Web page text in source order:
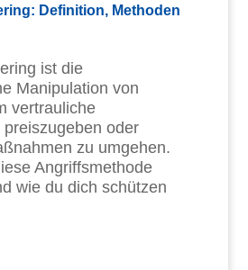
Definition, Methoden
ist die
Manipulation von
vertrauliche
oder
zu umgehen.
Angriffsmethode
wie du dich schützen